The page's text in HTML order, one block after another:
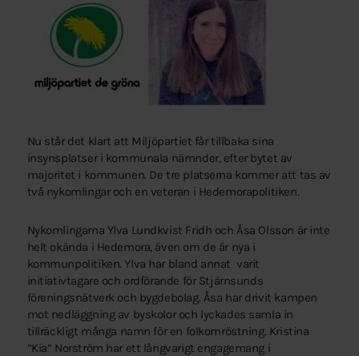
Nu står det klart att Miljöpartiet får tillbaka sina
insynsplatser i kommunala nämnder, efter bytet av
majoritet i kommunen. De tre platserna kommer att tas av
två nykomlingar och en veteran i Hedemorapolitiken.
Nykomlingarna Ylva Lundkvist Fridh och Åsa Olsson är inte
helt okända i Hedemora, även om de är nya i
kommunpolitiken. Ylva har bland annat varit
initiativtagare och ordförande för Stjärnsunds
föreningsnätverk och bygdebolag. Åsa har drivit kampen
mot nedläggning av byskolor och lyckades samla in
tillräckligt många namn för en folkomröstning. Kristina
”Kia” Norström har ett långvarigt engagemang i